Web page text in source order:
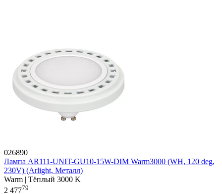
026890
Лампа AR111-UNIT-GU10-15W-DIM Warm3000 (WH, 120 deg,
230V) (Arlight, Металл)
Warm | Тёплый 3000 K
2 47779